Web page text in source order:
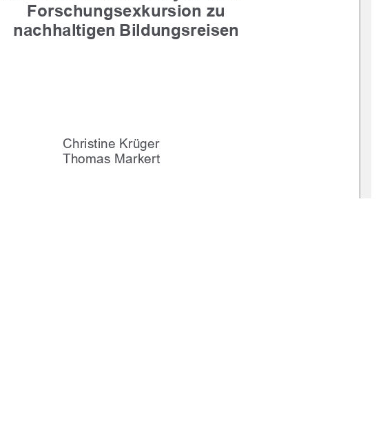
Forschungsexkursion zu
nachhaltigen Bildungsreisen
Christine Krüger
Thomas Markert